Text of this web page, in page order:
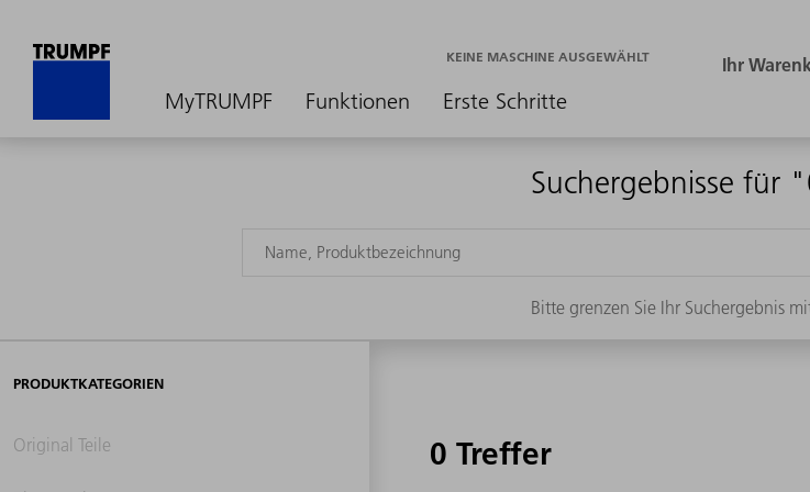
MyTRUMPF Funktionen Erste Schritte
KEINE MASCHINE AUSGEWÄHLT
Suchergebnisse für
Bitte grenzen Sie Ihr Suchergebnis
PRODUKTKATEGORIEN
Original Teile 0 Treffer